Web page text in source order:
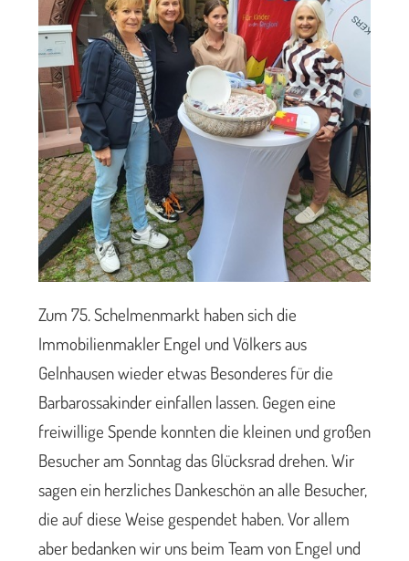
Zum 75. Schelmenmarkt haben sich die
Immobilienmakler Engel und Völkers aus
Gelnhausen wieder etwas Besonderes für die
Barbarossakinder einfallen lassen. Gegen eine
freiwillige Spende konnten die kleinen und großen
Besucher am Sonntag das Glücksrad drehen. Wir
sagen ein herzliches Dankeschön an alle Besucher,
die auf diese Weise gespendet haben. Vor allem
aber bedanken wir uns beim Team von Engel und